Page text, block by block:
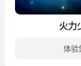
火力
体验